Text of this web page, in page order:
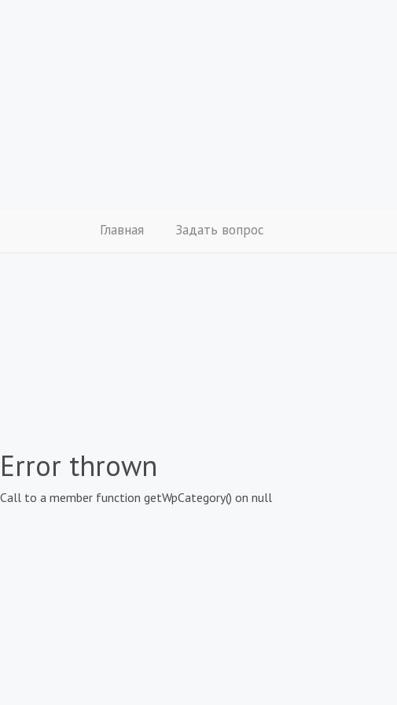
Главная Задать вопрос
Error thrown
Call to a member function getWpCategory() on null